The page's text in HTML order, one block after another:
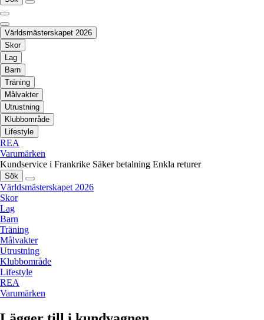
Världsmästerskapet 2026
Skor
Lag
Barn
Träning
Målvakter
Utrustning
Klubbområde
Lifestyle
REA
Varumärken
Kundservice i Frankrike Säker betalning Enkla returer
Sök
Världsmästerskapet 2026
Skor
Lag
Barn
Träning
Målvakter
Utrustning
Klubbområde
Lifestyle
REA
Varumärken